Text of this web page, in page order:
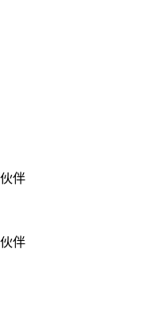
伴
伴